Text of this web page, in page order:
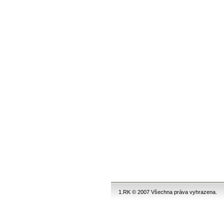
1.RK © 2007 Všechna práva vyhrazena.